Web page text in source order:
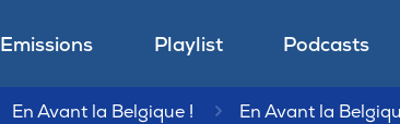
Emissions Playlist Podcasts
En Avant la Belgique ! En Avant la